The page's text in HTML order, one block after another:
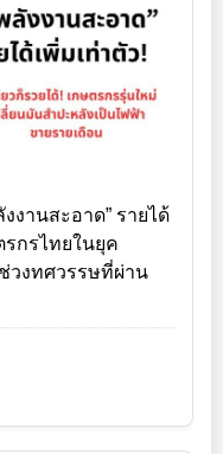
งานสะอาด” รายได้
รกรไทยในยุค
วงทศวรรษที่ผ่าน